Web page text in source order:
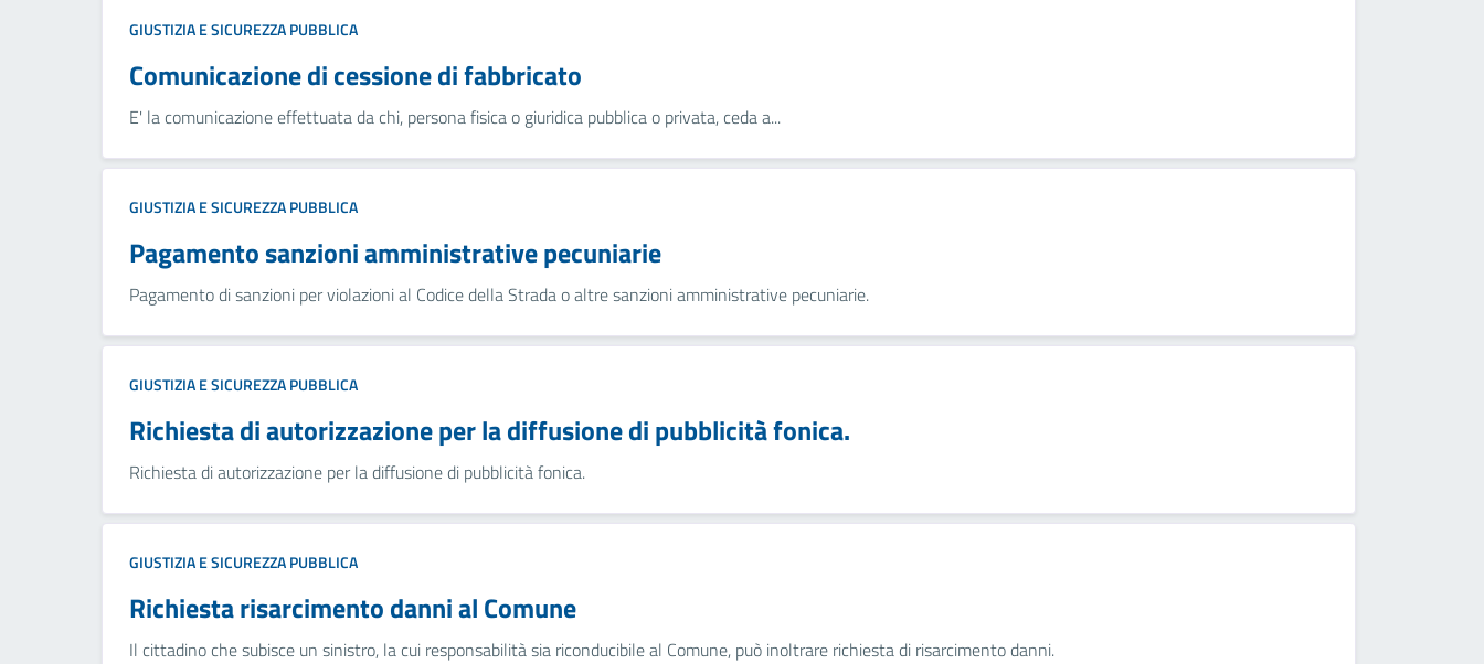
GIUSTIZIA E SICUREZZA PUBBLICA
Comunicazione di cessione di fabbricato
E' la comunicazione effettuata da chi, persona fisica o giuridica pubblica o privata, ceda a...
GIUSTIZIA E SICUREZZA PUBBLICA
Pagamento sanzioni amministrative pecuniarie
Pagamento di sanzioni per violazioni al Codice della Strada o altre sanzioni amministrative pecuniarie.
GIUSTIZIA E SICUREZZA PUBBLICA
Richiesta di autorizzazione per la diffusione di pubblicità fonica.
Richiesta di autorizzazione per la diffusione di pubblicità fonica.
GIUSTIZIA E SICUREZZA PUBBLICA
Richiesta risarcimento danni al Comune
Il cittadino che subisce un sinistro, la cui responsabilità sia riconducibile al Comune, può inoltrare richiesta di risarcimento danni.